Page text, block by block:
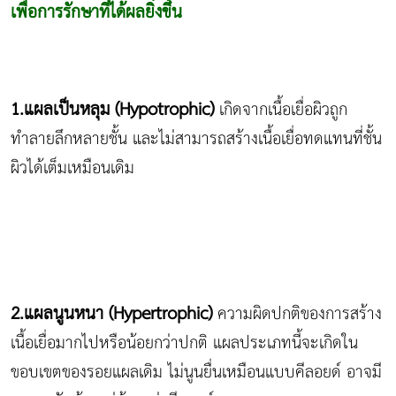
เพื่อการรักษาที่ได้ผลยิ่งขึ้น
1.แผลเป็นหลุม(Hypotrophic)เกิดจากเนื้อเยื่อผิวถูก
ทำลายลึกหลายชั้น และไม่สามารถสร้างเนื้อเยื่อทดแทนที่ชั้น
ผิวได้เต็มเหมือนเดิม
2.แผลนูนหนา (Hypertrophic)ความผิดปกติของการสร้าง
เนื้อเยื่อมากไปหรือน้อยกว่าปกติ แผลประเภทนี้จะเกิดใน
ขอบเขตของรอยแผลเดิม ไม่นูนยื่นเหมือนแบบคีลอยด์ อาจมี